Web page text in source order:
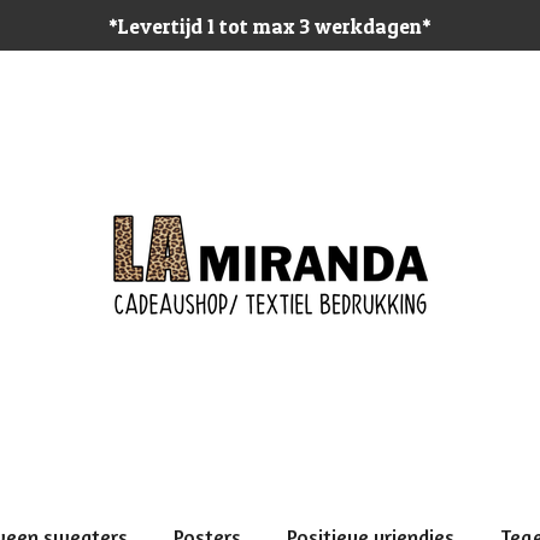
*Levertijd 1 tot max 3 werkdagen*